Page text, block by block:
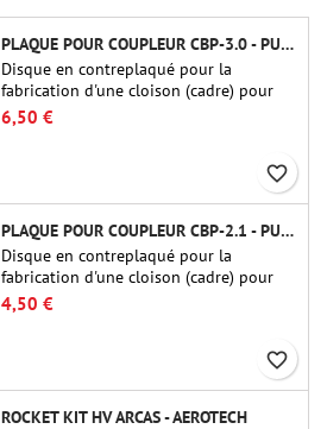
PLAQUE POUR COUPLEUR CBP-3.0 - PUBLIC MISSILES LTD.
Disque en contreplaqué pour la
fabrication d'une cloison (cadre) pour
raccords tubulaires de 75 mm de Public
Missiles Ltd. (PT-3.0/QT-3.0)
6,50 €
favorite_border
PLAQUE POUR COUPLEUR CBP-2.1 - PUBLIC MISSILES LTD.
Disque en contreplaqué pour la
fabrication d'une cloison (cadre) pour
raccords tubulaires de 54 mm de Public
Missiles Ltd. (PT-2.1 ou QT-2.1)
4,50 €
favorite_border
ROCKET KIT HV ARCAS - AEROTECH